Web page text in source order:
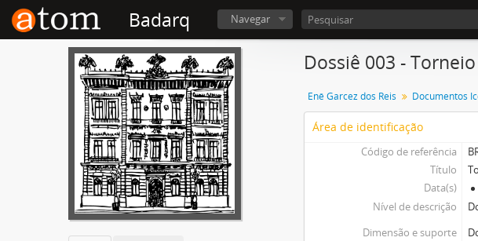
Badarq Navegar
Dossiê 003 -
Enê Garcez dos Reis Documentos
Área de identificação
Código de referência
Título
Data(s)
Nível de descrição
Dimensão e suporte